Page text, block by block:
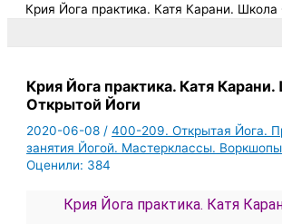
Крия Йога практика. Катя Карани. Школа
Крия Йога практика. Катя
Открытой Йоги
2020-06-08/400-209. Открытая Йога.
занятия Йогой. Мастерклассы.
Оценили: 384
Крия Йога практика. Катя